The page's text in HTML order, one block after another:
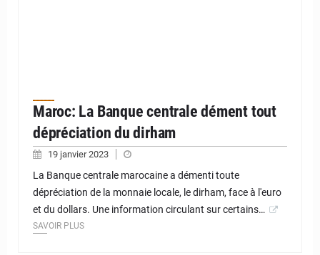
Maroc: La Banque centrale dément tout
dépréciation du dirham
19 janvier 2023
La Banque centrale marocaine a démenti toute
dépréciation de la monnaie locale, le dirham, face à l'euro
et du dollars. Une information circulant sur certains…
SAVOIR PLUS